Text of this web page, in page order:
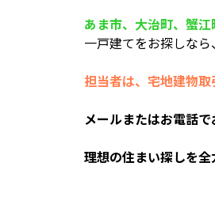
あま市、大治町、蟹
一戸建てをお探しな
担当者は、宅地建物
メールまたはお電話で
理想の住まい探しを